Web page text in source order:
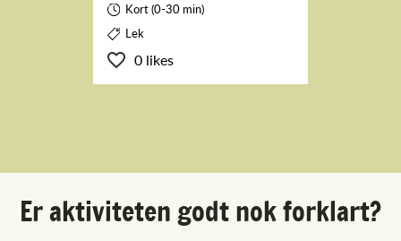
Kort (0-30 min)
Lek
0 likes
Er aktiviteten godt nok forklart?